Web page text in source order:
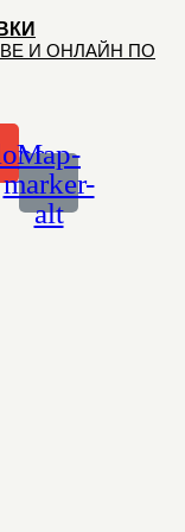
И ОНЛАЙН ПО
Map-
marker-
alt